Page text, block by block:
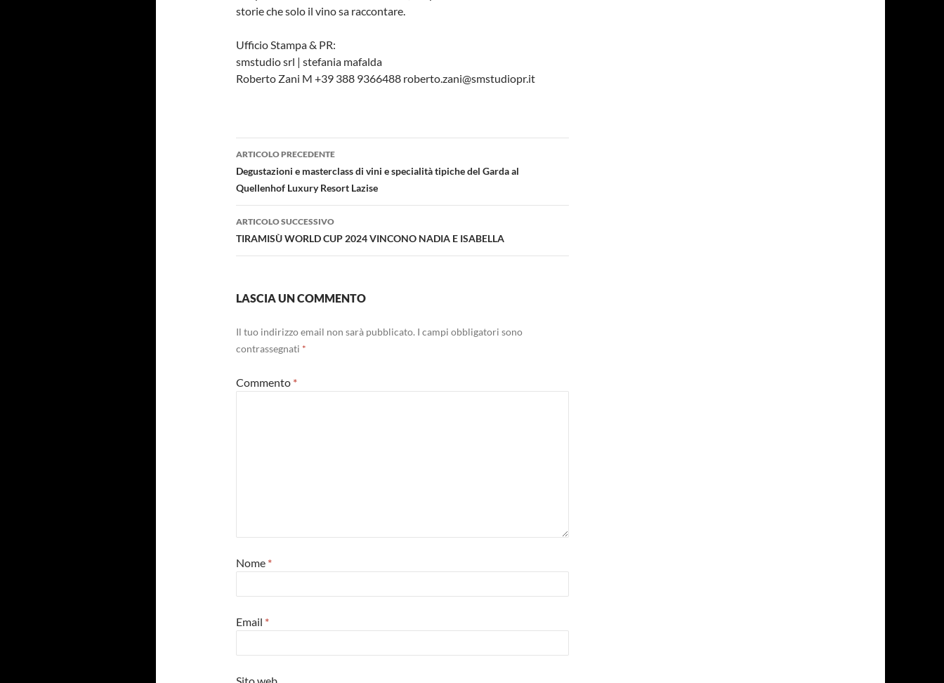
storie che solo il vino sa raccontare.
Ufficio Stampa & PR:
smstudio srl | stefania mafalda
Roberto Zani M +39 388 9366488 roberto.zani@smstudiopr.it
Navigazione
articolo
ARTICOLO PRECEDENTE
Degustazioni e masterclass di vini e specialità tipiche del Garda al
Quellenhof Luxury Resort Lazise
ARTICOLO SUCCESSIVO
TIRAMISÙ WORLD CUP 2024 VINCONO NADIA E ISABELLA
LASCIA UN COMMENTO
Il tuo indirizzo email non sarà pubblicato. I campi obbligatori sono
contrassegnati *
Commento *
Nome *
Email *